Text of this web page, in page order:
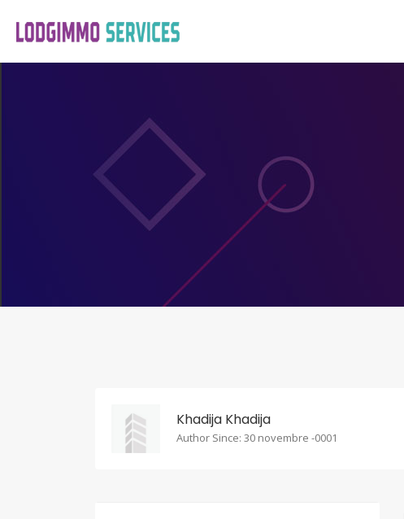
Khadija Khadija
Author Since: 30 novembre -0001